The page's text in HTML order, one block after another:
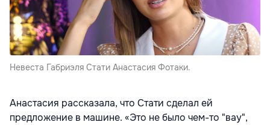
Невеста Габриэля Стати Анастасия Фотаки.
Анастасия рассказала, что Стати сделал ей
предложение в машине. «Это не было чем-то "вау",